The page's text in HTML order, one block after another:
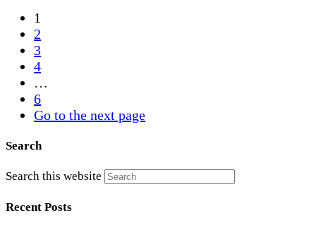
1
2
3
4
…
6
Go to the next page
Search
Search this website
Recent Posts